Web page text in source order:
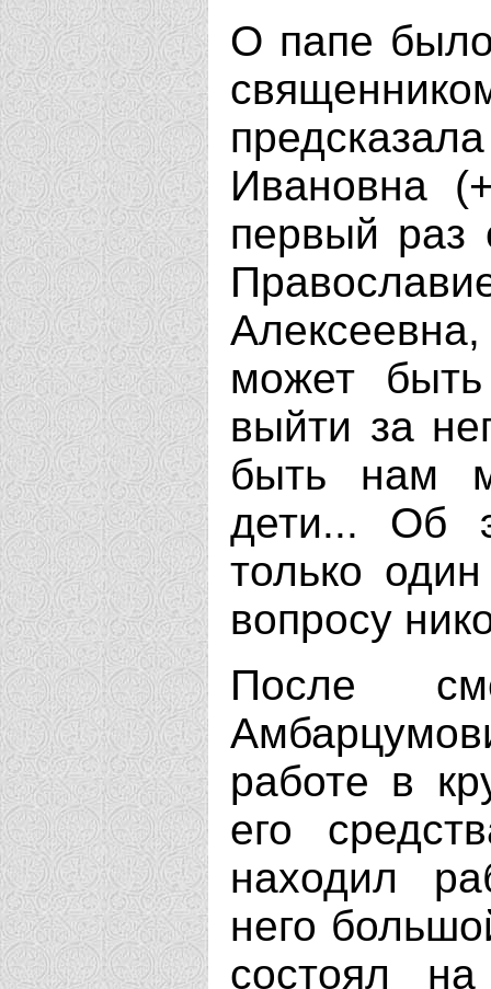
О папе было
Ивановна
первый
может быть
выйти за
быть нам
дети... Об
только
вопросу
После
работе в
его
находил
него
состоял